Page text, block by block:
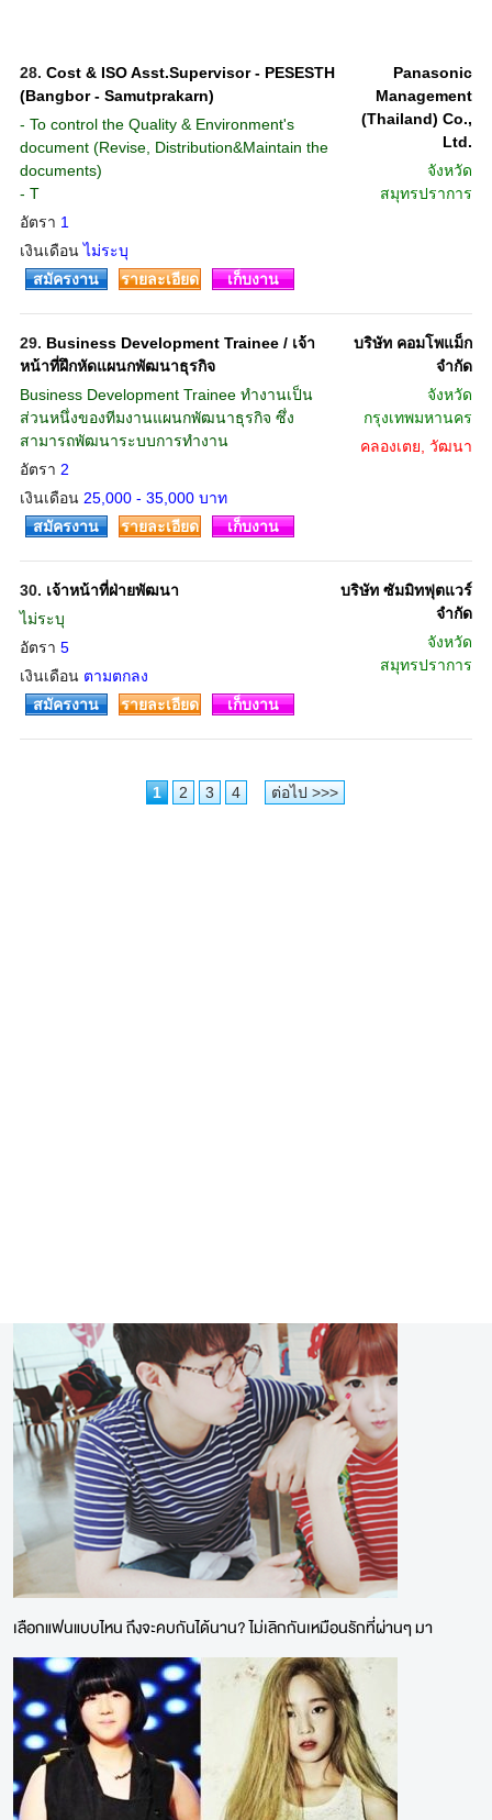
28. Cost & ISO Asst.Supervisor - PESESTH
(Bangbor - Samutprakarn)
- To control the Quality & Environment's
document (Revise, Distribution&Maintain the
documents)
- T
อัตรา 1
เงินเดือนไม่ระบุ
Panasonic
Management
(Thailand) Co.,
Ltd.
จังหวัด
สมุทรปราการ
สมัครงาน รายละเอียด เก็บงาน
29. Business Development Trainee / เจ้า
หน้าที่ฝึกหัดแผนกพัฒนาธุรกิจ
Business Development Trainee ทำงานเป็น
ส่วนหนึ่งของทีมงานแผนกพัฒนาธุรกิจ ซึ่ง
สามารถพัฒนาระบบการทำงาน
อัตรา 2
เงินเดือน 25,000 - 35,000 บาท
บริษัท คอมโพแม็ก
จำกัด
จังหวัด
กรุงเทพมหานคร
คลองเตย, วัฒนา
สมัครงาน รายละเอียด เก็บงาน
30. เจ้าหน้าที่ฝ่ายพัฒนา
ไม่ระบุ
อัตรา 5
เงินเดือน ตามตกลง
บริษัท ซัมมิทฟุตแวร์
จำกัด
จังหวัด
สมุทรปราการ
สมัครงาน รายละเอียด เก็บงาน
1 2 3 4 ต่อไป >>>
เลือกแฟนแบบไหน ถึงจะคบกันได้นาน? ไม่เลิกกันเหมือนรักที่ผ่านๆ มา